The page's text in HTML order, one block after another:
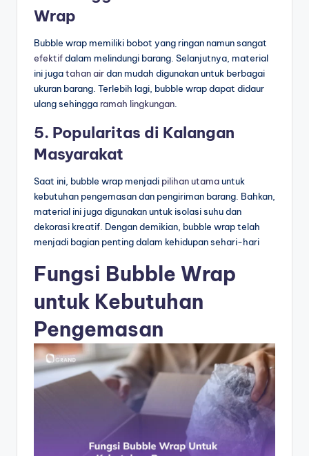
Wrap
Bubble wrap memiliki bobot yang ringan namun sangat
efektifdalam melindungi barang. Selanjutnya, material
ini jugatahan airdan mudah digunakan untuk berbagai
ukuran barang. Terlebih lagi, bubble wrap dapat didaur
ulang sehingga ramah lingkungan.
5. Popularitas di Kalangan
Masyarakat
Saat ini, bubble wrap menjadi pilihan utamauntuk
kebutuhan pengemasan dan pengiriman barang. Bahkan,
material ini juga digunakan untuk isolasi suhu dan
dekorasi kreatif. Dengan demikian, bubble wrap telah
menjadi bagian penting dalam kehidupan sehari-hari
Fungsi Bubble Wrap
untuk Kebutuhan
Pengemasan